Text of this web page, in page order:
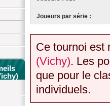
Joueurs par série :
Ce tournoi est
(Vichy). Les
que pour le
individuels.